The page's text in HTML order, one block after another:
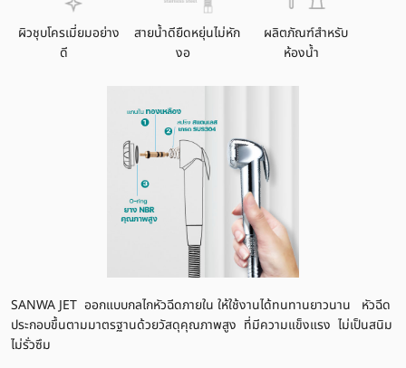
ผิวชุบโครเมี่ยมอย่าง
ดี
สายน้ำดียืดหยุ่นไม่หัก
งอ
ผลิตภัณฑ์สำหรับ
ห้องน้ำ
SANWA JET ออกแบบกลไกหัวฉีดภายใน ให้ใช้งานได้ทนทานยาวนาน หัวฉีด
ประกอบขึ้นตามมาตรฐานด้วยวัสดุคุณภาพสูง ที่มีความแข็งแรง ไม่เป็นสนิม
ไม่รั่วซึม